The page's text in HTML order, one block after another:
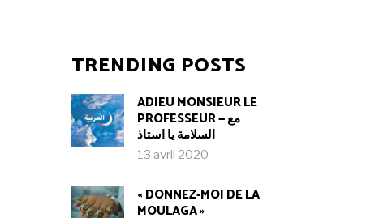
TRENDING POSTS
ADIEU MONSIEUR LE
PROFESSEUR — مع
السلامة يا استاذ
13 avril 2020
« DONNEZ-MOI DE LA
MOULAGA »